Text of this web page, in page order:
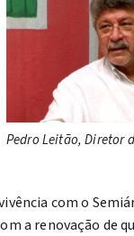
Pedro Leitão, Diretor
com o
a renovação de